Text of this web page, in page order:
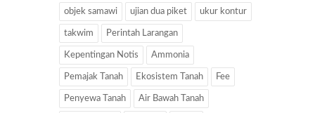
objek samawi ujian dua piket ukur kontur
takwim Perintah Larangan
Kepentingan Notis Ammonia
Pemajak Tanah Ekosistem Tanah Fee
Penyewa Tanah Air Bawah Tanah